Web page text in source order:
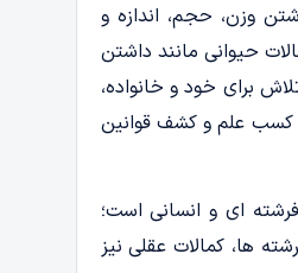
وزن، حجم، اندازه و
حیوانی مانند داشتن
برای خود و خانواده،
کسب علم و کشف قوانین
­ای و انسانی است؛
­ها، کمالات عقلی نیز